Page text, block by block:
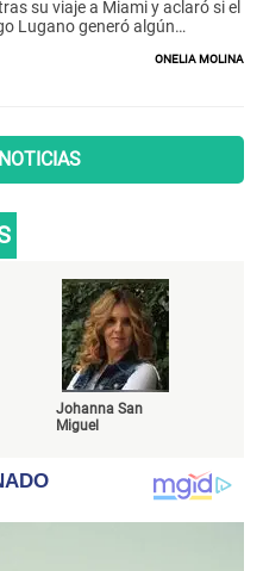
su viaje a Miami y aclaró si el
Lugano generó algún
Onelia Molina
Johanna San
Miguel